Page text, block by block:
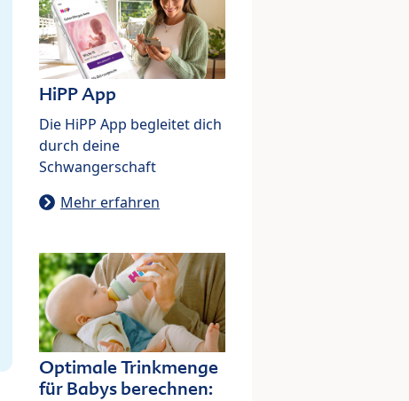
HiPP App
Die HiPP App begleitet dich
durch deine
Schwangerschaft
Mehr erfahren
Optimale Trinkmenge
für Babys berechnen: